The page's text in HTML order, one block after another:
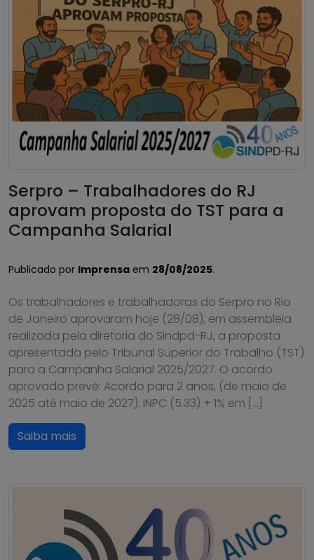
Serpro – Trabalhadores do RJ
aprovam proposta do TST para a
Campanha Salarial
Publicado por Imprensa em 28/08/2025.
Os trabalhadores e trabalhadoras do Serpro no Rio
de Janeiro aprovaram hoje (28/08), em assembleia
realizada pela diretoria do Sindpd-RJ, a proposta
apresentada pelo Tribunal Superior do Trabalho (TST)
para a Campanha Salarial 2025/2027. O acordo
aprovado prevê: Acordo para 2 anos, (de maio de
2025 até maio de 2027); INPC (5.33) + 1% em […]
Saiba mais